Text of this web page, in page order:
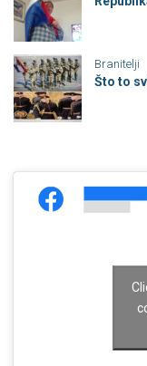
Branitelji
Što to